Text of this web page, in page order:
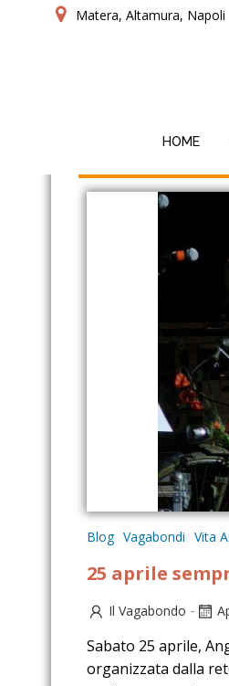
Matera, Altamura, Napoli
HOME
Blog Vagabondi Vita
25 aprile
Il Vagabondo -
Sabato 25 aprile,
organizzata dalla